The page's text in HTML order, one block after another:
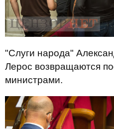
"Слуги народа"
Лерос возвращаются
министрами.